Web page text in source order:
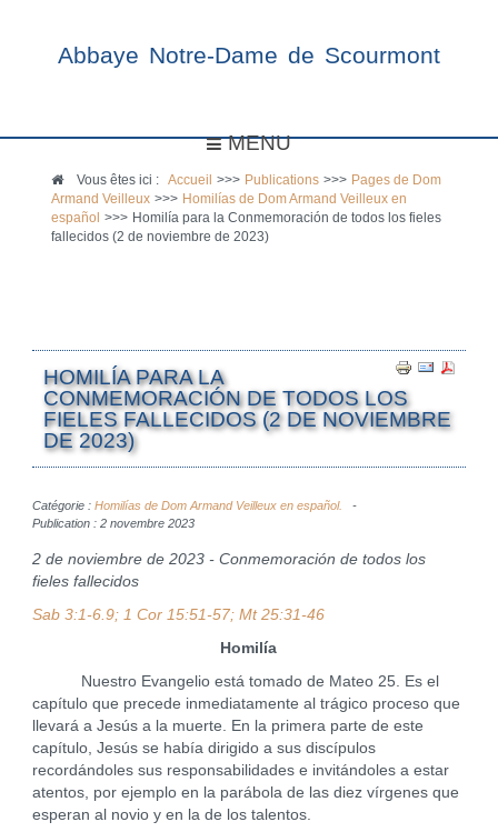
Abbaye Notre-Dame de Scourmont
MENU
Vous êtes ici :Accueil >>> Publications >>> Pages de Dom
Armand Veilleux >>> Homilías de Dom Armand Veilleux en
español
>>> Homilía para la Conmemoración de todos los fieles
fallecidos (2 de noviembre de 2023)
HOMILÍA PARA LA
CONMEMORACIÓN DE TODOS LOS
FIELES FALLECIDOS (2 DE NOVIEMBRE
DE 2023)
Catégorie : Homilías de Dom Armand Veilleux en español.
Publication : 2 novembre 2023
2 de noviembre de 2023 - Conmemoración de todos los
fieles fallecidos
Sab 3:1-6.9; 1 Cor 15:51-57; Mt 25:31-46
Homilía
Nuestro Evangelio está tomado de Mateo 25. Es el
capítulo que precede inmediatamente al trágico proceso que
llevará a Jesús a la muerte. En la primera parte de este
capítulo, Jesús se había dirigido a sus discípulos
recordándoles sus responsabilidades e invitándoles a estar
atentos, por ejemplo en la parábola de las diez vírgenes que
esperan al novio y en la de los talentos.